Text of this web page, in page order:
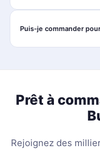
Puis-je commander
Prêt à
Rejoignez des